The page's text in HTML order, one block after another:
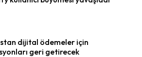
dijital ödemeler için
geri getirecek